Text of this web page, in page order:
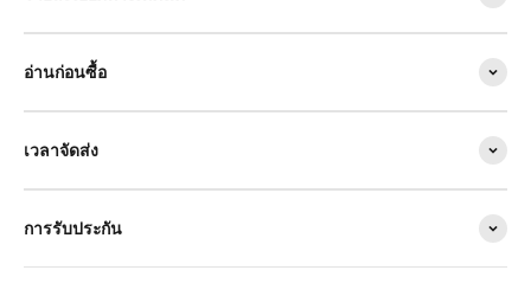
อ่านก่อนซื้อ
เวลาจัดส่ง
การรับประกัน